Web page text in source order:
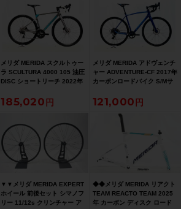
メリダ MERIDA スクルトゥー
ラ SCULTURA 4000 105 油圧
DISC ショートリーチ 2022年
ズ ガンメタルグレー
185,020
メリダ MERIDA アドヴェンチ
ャー ADVENTURE-CF 2017年
カーボンロードバイク S/Mサ
121,000
▼▼メリダ MERIDA EXPERT
ホイール 前後セット シマノフ
リー 11/12s クリンチャー ア
◆◆メリダ MERIDA リアクト
TEAM REACTO TEAM 2025
年 カーボン ディスク ロード